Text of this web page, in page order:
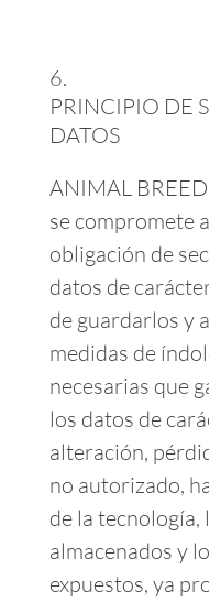
PRINCIPIO DE
DATOS
ANIMAL
se compromete
obligación de
datos de
de guardarlos y
medidas de
necesarias que
los datos de
alteración,
no autorizado,
de la tecnología,
almacenados y
expuestos, ya